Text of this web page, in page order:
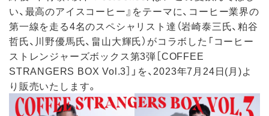
い、最高のアイスコーヒー』をテーマに、コーヒー業界の
第一線を走る4名のスペシャリスト達（岩崎泰三氏、粕谷
哲氏、川野優馬氏、畠山大輝氏）がコラボした「コーヒー
ストレンジャーズボックス第3弾［COFFEE
STRANGERS BOX Vol.3］」を、2023年7月24日(月)よ
り販売いたします。